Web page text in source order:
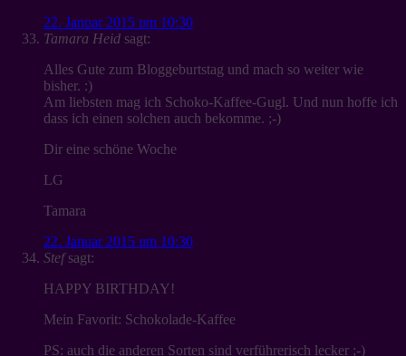
22. Januar 2015 um 10:30
Tamara Heid sagt:
Alles Gute zum Bloggeburtstag und mach so weiter wie
bisher. :)
Am liebsten mag ich Schoko-Kaffee-Gugl. Und nun hoffe ich
dass ich einen solchen auch bekomme. ;-)
Dir eine schöne Woche
LG
Tamara
22. Januar 2015 um 10:30
Stef sagt:
HAPPY BIRTHDAY!
Mein Favorit: Schokolade-Kaffee
PS: auch die anderen Sorten sind verführerisch lecker ;-)